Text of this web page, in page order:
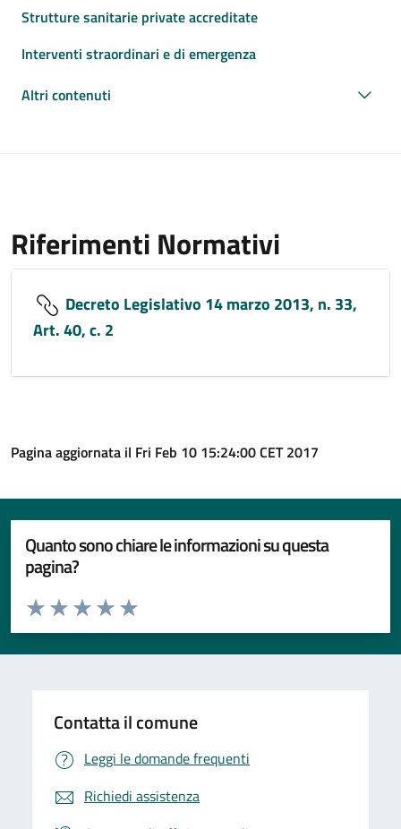
Strutture sanitarie private accreditate
Interventi straordinari e di emergenza
Altri contenuti
Riferimenti Normativi
Decreto Legislativo 14 marzo 2013, n. 33,
Art. 40, c. 2
Pagina aggiornata il Fri Feb 10 15:24:00 CET 2017
Quanto sono chiare le informazioni su questa
pagina?
Valuta da 1 a 5 stelle la pagina
Valuta 5 stelle su 5
Valuta 4 stelle su 5
Valuta 3 stelle su 5
Valuta 2 stelle su 5
Valuta 1 stelle su 5
Contatta il comune
Leggi le domande frequenti
Richiedi assistenza